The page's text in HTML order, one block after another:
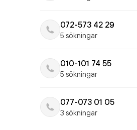
072-573 42 29
5 sökningar
010-101 74 55
5 sökningar
077-073 01 05
3 sökningar